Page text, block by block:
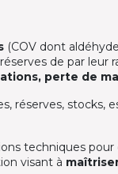
(COV dont
de par leur
perte de
stocks,
techniques
visant à